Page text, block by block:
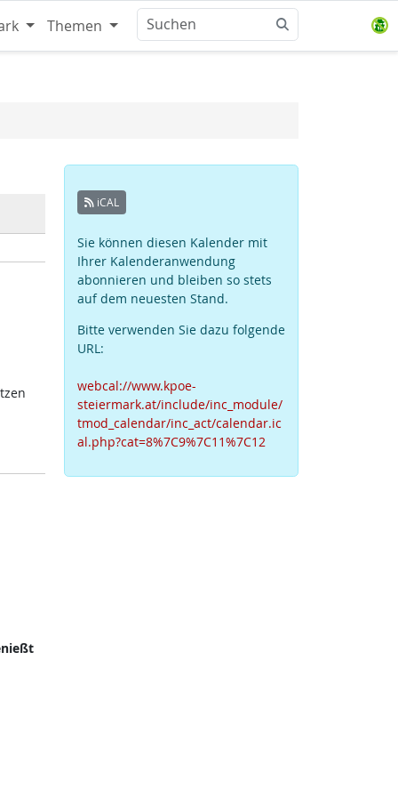
Themen
iCAL
Sie können diesen Kalender mit
Ihrer Kalenderanwendung
abonnieren und bleiben so stets
auf dem neuesten Stand.
Bitte verwenden Sie dazu folgende
URL:
webcal://www.kpoe-
steiermark.at/include/inc_module/
tmod_calendar/inc_act/calendar.ic
al.php?cat=8%7C9%7C11%7C12